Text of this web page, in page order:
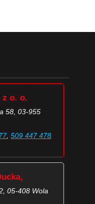
z o. o.
58, 03-955
, 509 447 478
05-408 Wola